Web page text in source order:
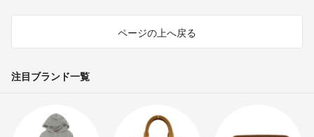
ページの上へ戻る
注目ブランド一覧